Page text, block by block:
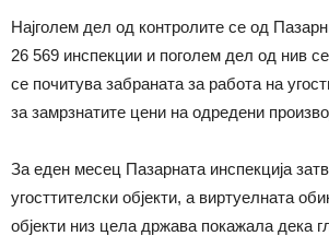
Најголем дел од контролите се од
26 569 инспекции и поголем дел од нив
се почитува забраната за работа на
за замрзнатите цени на одредени
За еден месец Пазарната инспекција
угосттителски објекти, а виртуелната
објекти низ цела држава покажала дека